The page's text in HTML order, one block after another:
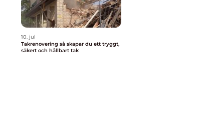
10. jul
Takrenovering så skapar du ett tryggt,
säkert och hållbart tak